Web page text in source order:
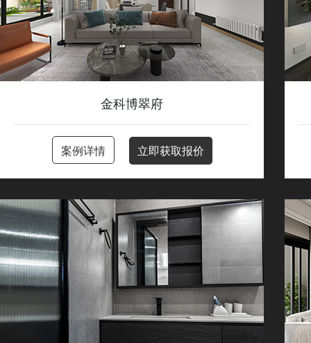
金科博翠府
案例详情 立即获取报价